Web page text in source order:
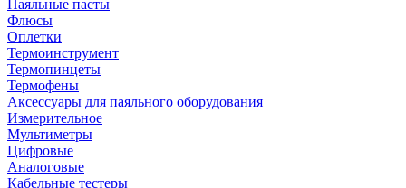
Паяльные пасты
Флюсы
Оплетки
Термоинструмент
Термопинцеты
Термофены
Аксессуары для паяльного оборудования
Измерительное
Мультиметры
Цифровые
Аналоговые
Кабельные тестеры